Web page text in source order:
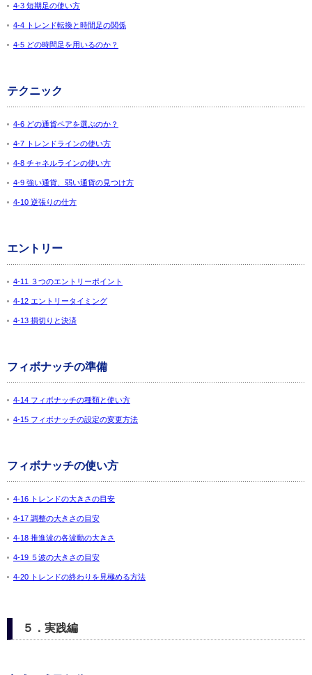
4-3 短期足の使い方
4-4 トレンド転換と時間足の関係
4-5 どの時間足を用いるのか？
テクニック
4-6 どの通貨ペアを選ぶのか？
4-7 トレンドラインの使い方
4-8 チャネルラインの使い方
4-9 強い通貨、弱い通貨の見つけ方
4-10 逆張りの仕方
エントリー
4-11 ３つのエントリーポイント
4-12 エントリータイミング
4-13 損切りと決済
フィボナッチの準備
4-14 フィボナッチの種類と使い方
4-15 フィボナッチの設定の変更方法
フィボナッチの使い方
4-16 トレンドの大きさの目安
4-17 調整の大きさの目安
4-18 推進波の各波動の大きさ
4-19 ５波の大きさの目安
4-20 トレンドの終わりを見極める方法
５．実践編